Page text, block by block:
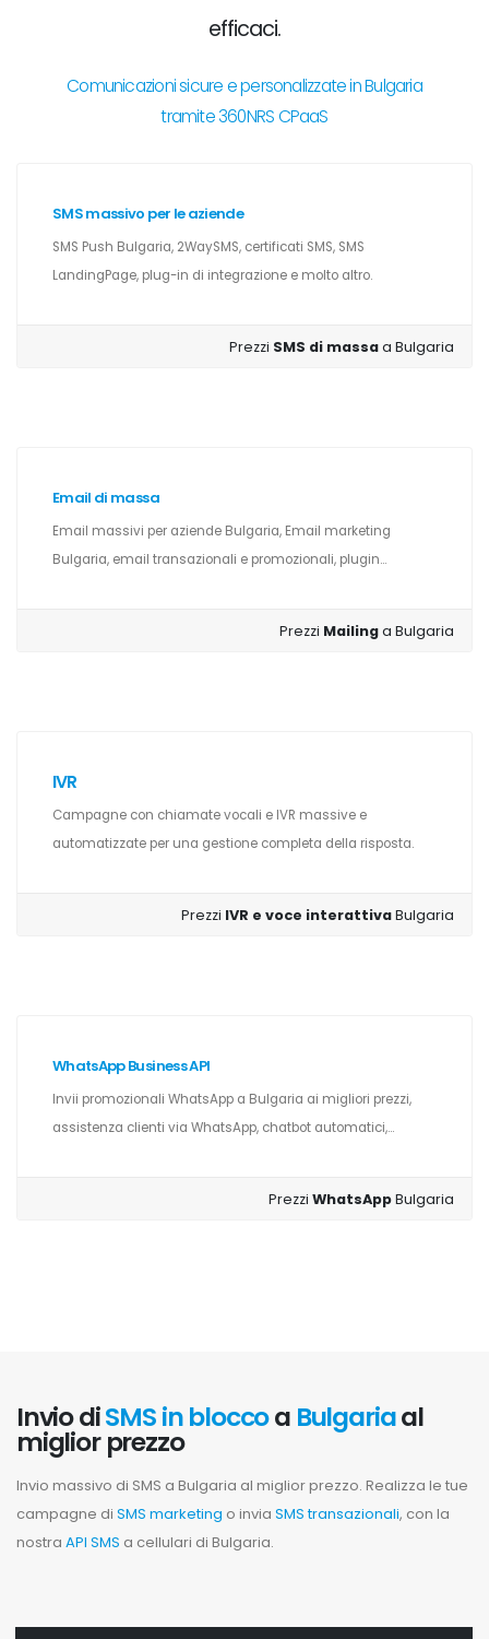
efficaci.
Comunicazioni sicure e personalizzate in Bulgaria
tramite 360NRS CPaaS
SMS massivo per le aziende
SMS Push Bulgaria, 2WaySMS, certificati SMS, SMS
LandingPage, plug-in di integrazione e molto altro.
Prezzi SMS di massaa Bulgaria
Email di massa
Email massivi per aziende Bulgaria, Email marketing
Bulgaria, email transazionali e promozionali, plugin...
Prezzi Mailinga Bulgaria
IVR
Campagne con chiamate vocali e IVR massive e
automatizzate per una gestione completa della risposta.
Prezzi IVR e voce interattivaBulgaria
WhatsApp Business API
Invii promozionali WhatsApp a Bulgaria ai migliori prezzi,
assistenza clienti via WhatsApp, chatbot automatici,...
PrezziWhatsAppBulgaria
Invio diSMS in bloccoa Bulgariaal
miglior prezzo
Invio massivo di SMS a Bulgaria al miglior prezzo. Realizza le tue
campagne di SMS marketing o invia SMS transazionali, con la
nostra API SMS a cellulari di Bulgaria.